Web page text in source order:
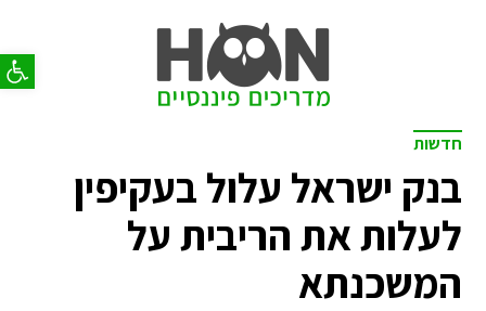
פתח
חדשות
בנק ישראל עלול בעקיפין
לעלות את הריבית על
המשכנתא